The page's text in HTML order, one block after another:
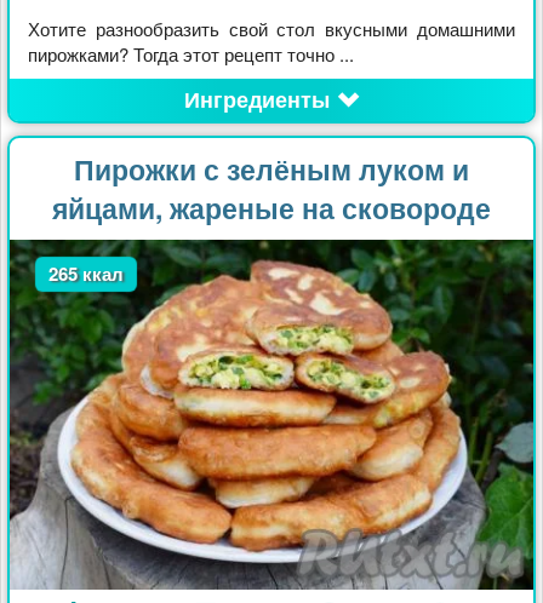
Хотите разнообразить свой стол вкусными домашними
пирожками? Тогда этот рецепт точно ...
Ингредиенты
Пирожки с зелёным луком и
яйцами, жареные на сковороде
265 ккал